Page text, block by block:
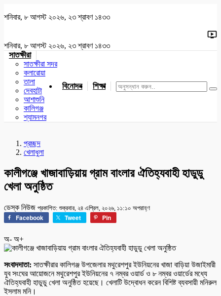
শনিবার, ৮ আগস্ট ২০২৬, ২৩ শ্রাবণ ১৪৩৩
শনিবার, ৮ আগস্ট ২০২৬, ২৩ শ্রাবণ ১৪৩৩
সাতক্ষীরা
সাতক্ষীরা সদর
কলারোয়া
তালা
দেবহাটা
আশাশুনি
কালিগঞ্জ
শ্যামনগর
বিনোদন শিক্ষা খেলাধুলা জাতীয় যশোর
প্রচ্ছদ
খেলাধুলা
কালীগঞ্জে খাজাবাড়িয়ায় গ্রাম বাংলার ঐতিহ্যবাহী হাডুডু
খেলা অনুষ্ঠিত
ডেস্ক নিউজ প্রকাশিত: শুক্রবার, ২৪ এপ্রিল, ২০২৬, ১১:১০ অপরাহ্ণ
Facebook Tweet Pin
অ- অ+
সংবাদদাতা: সাতক্ষীরার কালিগঞ্জ উপজেলার মথুরেশপুর ইউনিয়নের খাজা বাড়িয়া উজাইমারী
যুব সংঘের আয়োজনে মথুরেশপুর ইউনিয়নের ৭ নম্বর ওয়ার্ড ও ৮ নম্বর ওয়ার্ডের মধ্যে
ঐতিহ্যবাহী হাডুডু খেলা অনুষ্ঠিত হয়েছে। খেলাটি উদ্বোধন করেন বিশিষ্ট ব্যবসায়ী মনিরুল
ইসলাম মনি।